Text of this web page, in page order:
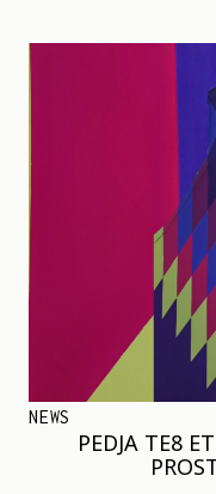
NEWS
PEDJA TE8